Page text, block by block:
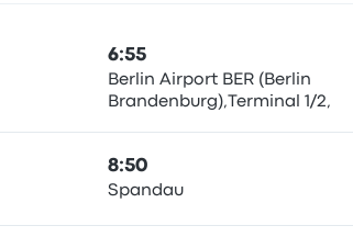
6:55
Berlin Airport BER (Berlin
Brandenburg),Terminal 1/2,
8:50
Spandau